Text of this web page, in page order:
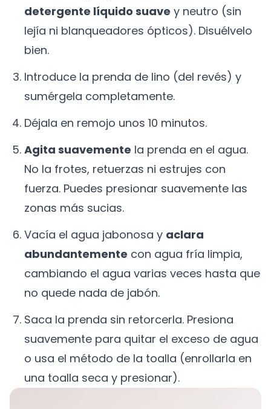
detergente líquido suave y neutro (sin
lejía ni blanqueadores ópticos). Disuélvelo
bien.
Introduce la prenda de lino (del revés) y
sumérgela completamente.
Déjala en remojo unos 10 minutos.
Agita suavemente la prenda en el agua.
No la frotes, retuerzas ni estrujes con
fuerza. Puedes presionar suavemente las
zonas más sucias.
Vacía el agua jabonosa y aclara
abundantemente con agua fría limpia,
cambiando el agua varias veces hasta que
no quede nada de jabón.
Saca la prenda sin retorcerla. Presiona
suavemente para quitar el exceso de agua
o usa el método de la toalla (enrollarla en
una toalla seca y presionar).